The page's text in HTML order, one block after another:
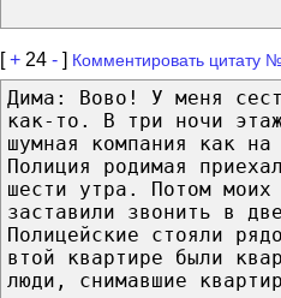
[+ 24 - ] Комментировать цитату
Дима: Вово! У меня
как-то. В три ночи
шумная компания как на
Полиция родимая
шести утра. Потом моих
заставили звонить в
Полицейские стояли
втой квартире были
люди, снимавшие